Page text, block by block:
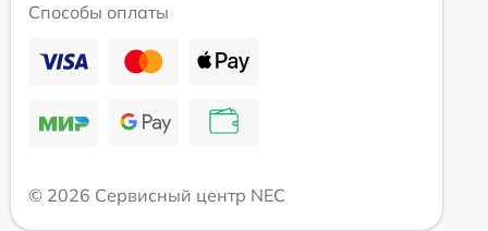
Способы оплаты
© 2026 Сервисный центр NEC